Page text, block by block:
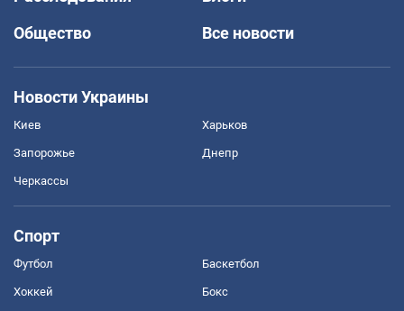
Общество
Все новости
Новости Украины
Киев Харьков
Запорожье Днепр
Черкассы
Спорт
Футбол Баскетбол
Хоккей Бокс